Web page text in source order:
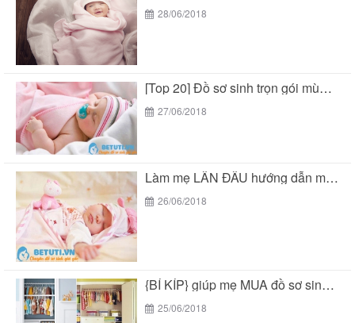
28/06/2018
[Top 20] Đồ sơ sinh trọn gói mùa hè...
27/06/2018
Làm mẹ LẦN ĐẦU hướng dẫn mua “đồ sơ...
26/06/2018
{BÍ KÍP} giúp mẹ MUA đồ sơ sinh trọn...
25/06/2018